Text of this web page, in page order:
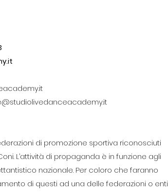
di promozione sportiva riconosciuti
L’attività di propaganda è in funzione agli
nazionale. Per coloro che faranno
di questi ad una delle federazioni o enti